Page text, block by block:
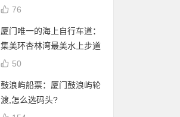
76
厦门唯一的海上自行车道：
集美环杏林湾最美水上步道
50
鼓浪屿船票：厦门鼓浪屿轮
渡,怎么选码头?